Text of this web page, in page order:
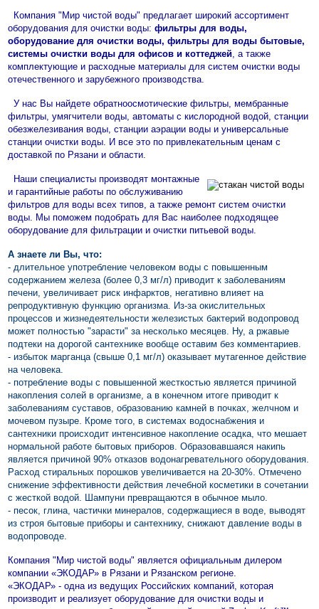
Компания "Мир чистой воды" предлагает широкий ассортимент
оборудования для очистки воды: фильтры для воды,
оборудование для очистки воды, фильтры для воды бытовые,
системы очистки воды для офисов и коттеджей, а также
комплектующие и расходные материалы для систем очистки воды
отечественного и зарубежного производства.
У нас Вы найдете обратноосмотические фильтры, мембранные
фильтры, умягчители воды, автоматы с кислородной водой, станции
обезжелезивания воды, станции аэрации воды и универсальные
станции очистки воды. И все это по привлекательным ценам с
доставкой по Рязани и области.
Наши специалисты производят монтажные
и гарантийные работы по обслуживанию
фильтров для воды всех типов, а также ремонт систем очистки
воды. Мы поможем подобрать для Вас наиболее подходящее
оборудование для фильтрации и очистки питьевой воды.
А знаете ли Вы, что:
- длительное употребление человеком воды с повышенным
содержанием железа (более 0,3 мг/л) приводит к заболеваниям
печени, увеличивает риск инфарктов, негативно влияет на
репродуктивную функцию организма. Из-за окислительных
процессов и жизнедеятельности железистых бактерий водопровод
может полностью "зарасти" за несколько месяцев. Ну, а ржавые
подтеки на дорогой сантехнике вообще оставим без комментариев.
- избыток марганца (свыше 0,1 мг/л) оказывает мутагенное действие
на человека.
- потребление воды с повышенной жесткостью является причиной
накопления солей в организме, а в конечном итоге приводит к
заболеваниям суставов, образованию камней в почках, желчном и
мочевом пузыре. Кроме того, в системах водоснабжения и
сантехники происходит интенсивное накопление осадка, что мешает
нормальной работе бытовых приборов. Образовавшаяся накипь
является причиной 90% отказов водонагревательного оборудования.
Расход стиральных порошков увеличивается на 20-30%. Отмечено
снижение эффективности действия лечебной косметики в сочетании
с жесткой водой. Шампуни превращаются в обычное мыло.
- песок, глина, частички минералов, содержащиеся в воде, выводят
из строя бытовые приборы и сантехнику, снижают давление воды в
водопроводе.
Компания "Мир чистой воды" является официальным дилером
компании «ЭКОДАР» в Рязани и Рязанском регионе.
«ЭКОДАР» - одна из ведущих Российских компаний, которая
производит и реализует оборудование для очистки воды и